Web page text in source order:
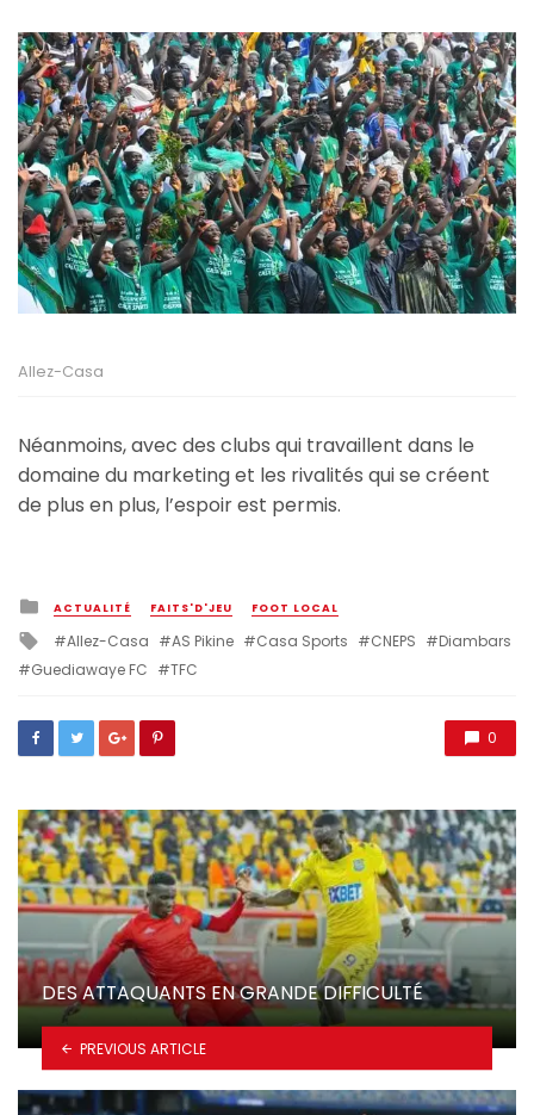
Allez-Casa
Néanmoins, avec des clubs qui travaillent dans le
domaine du marketing et les rivalités qui se créent
de plus en plus, l’espoir est permis.
Posted
in
ACTUALITÉ FAITS'D'JEU FOOT LOCAL
Tagged
with
Allez-Casa AS Pikine Casa Sports CNEPS
Diambars
Guediawaye FC
TFC
0
DES ATTAQUANTS EN GRANDE DIFFICULTÉ
PREVIOUS ARTICLE